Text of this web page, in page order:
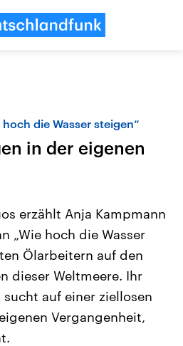
und
zu
der Erde,
Nahostkonflikt
Aktuelle Lage und
Der Überfall der
Terrororganisation Hamas
Oktober 2023 auf Israel
Region wieder die Gewalt
Israel möchte die Hamas
Diese wird wie die
die Wasser steigen“
in der eigenen
erzählt Anja Kampmann
„Wie hoch die Wasser
Ölarbeitern auf den
dieser Weltmeere. Ihr
auf einer ziellosen
Vergangenheit,